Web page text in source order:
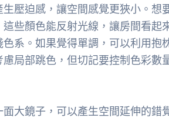
壓迫感，讓空間感覺更狹小。想
些顏色能反射光線，讓房間看起
系。如果覺得單調，可以利用抱
局部跳色，但切記要控制色彩數
大鏡子，可以產生空間延伸的錯